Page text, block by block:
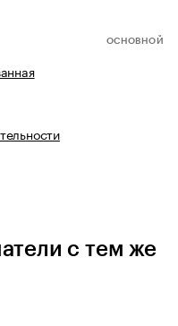
ОСНОВНОЙ
с тем же